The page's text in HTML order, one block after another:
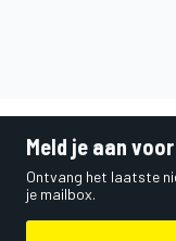
Meld je aan
Ontvang het laatste
je mailbox.